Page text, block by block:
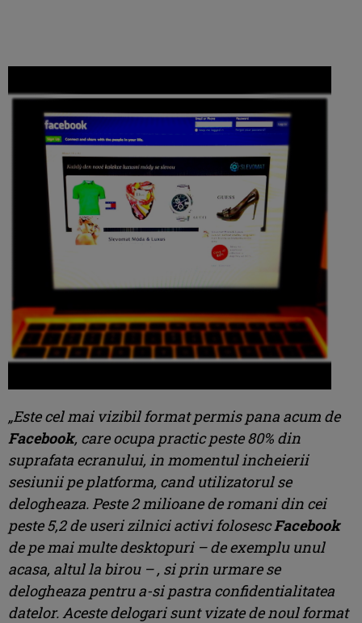
„Este cel mai vizibil format permis pana acum de
Facebook, care ocupa practic peste 80% din
suprafata ecranului, in momentul incheierii
sesiunii pe platforma, cand utilizatorul se
delogheaza. Peste 2 milioane de romani din cei
peste 5,2 de useri zilnici activi folosescFacebook
de pe mai multe desktopuri – de exemplu unul
acasa, altul la birou – , si prin urmare se
delogheaza pentru a-si pastra confidentialitatea
datelor. Aceste delogari sunt vizate de noul format